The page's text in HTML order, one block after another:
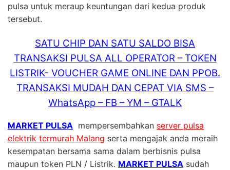
pulsa untuk meraup keuntungan dari kedua produk
tersebut.
SATU CHIP DAN SATU SALDO BISA
TRANSAKSI PULSA ALL OPERATOR – TOKEN
LISTRIK- VOUCHER GAME ONLINE DAN PPOB.
TRANSAKSI MUDAH DAN CEPAT VIA SMS –
WhatsApp – FB – YM – GTALK
MARKET PULSA mempersembahkan server pulsa
elektrik termurah Malang serta mengajak anda meraih
kesempatan bersama sama dalam berbisnis pulsa
maupun token PLN / Listrik. MARKET PULSA sudah